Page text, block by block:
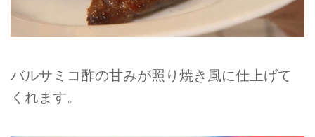
バルサミコ酢の甘みが照り焼き風に仕上げて
くれます。